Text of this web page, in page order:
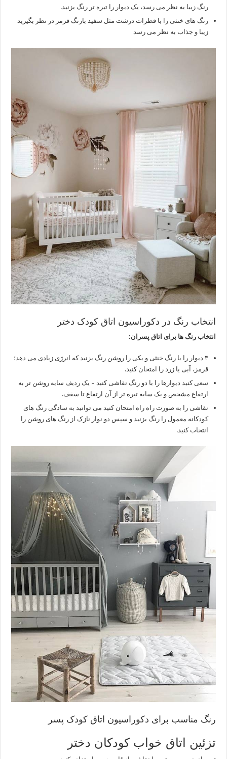
رنگ زیبا به نظر می رسد، یک دیوار را تیره تر رنگ بزنید.
رنگ های خنثی را با قطرات درشت مثل سفید بارنگ قرمز در نظر بگیرید
زیبا و جذاب به نظر می رسد
انتخاب رنگ در دکوراسیون اتاق کودک دختر
انتخاب رنگ ها برای اتاق پسران:
۳ دیوار را با رنگ خنثی و یکی را روشن رنگ بزنید که انرژی زیادی می دهد؛
قرمز، آبی یا زرد را امتحان کنید.
سعی کنید دیوارها را با دو رنگ نقاشی کنید – یک ردیف سایه روشن تر به
ارتفاع مشخص و یک سایه تیره تر از آن ارتفاع تا سقف.
نقاشی را به صورت راه راه امتحان کنید می توانید به سادگی رنگ های
کودکانه معمول را رنگ بزنید و سپس دو نوار نازک از رنگ های روشن را
انتخاب کنید.
رنگ مناسب برای دکوراسیون اتاق کودک پسر
تزئین اتاق خواب کودکان دختر